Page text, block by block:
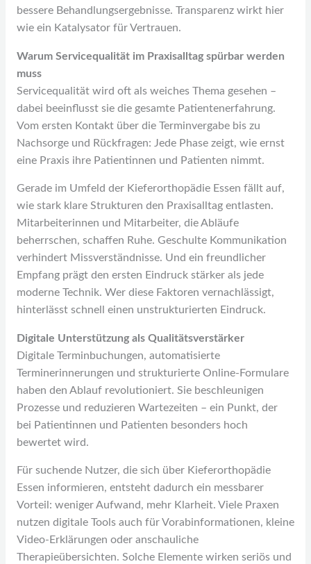
bessere Behandlungsergebnisse. Transparenz wirkt hier
wie ein Katalysator für Vertrauen.
Warum Servicequalität im Praxisalltag spürbar werden
muss
Servicequalität wird oft als weiches Thema gesehen –
dabei beeinflusst sie die gesamte Patientenerfahrung.
Vom ersten Kontakt über die Terminvergabe bis zu
Nachsorge und Rückfragen: Jede Phase zeigt, wie ernst
eine Praxis ihre Patientinnen und Patienten nimmt.
Gerade im Umfeld der Kieferorthopädie Essen fällt auf,
wie stark klare Strukturen den Praxisalltag entlasten.
Mitarbeiterinnen und Mitarbeiter, die Abläufe
beherrschen, schaffen Ruhe. Geschulte Kommunikation
verhindert Missverständnisse. Und ein freundlicher
Empfang prägt den ersten Eindruck stärker als jede
moderne Technik. Wer diese Faktoren vernachlässigt,
hinterlässt schnell einen unstrukturierten Eindruck.
Digitale Unterstützung als Qualitätsverstärker
Digitale Terminbuchungen, automatisierte
Terminerinnerungen und strukturierte Online-Formulare
haben den Ablauf revolutioniert. Sie beschleunigen
Prozesse und reduzieren Wartezeiten – ein Punkt, der
bei Patientinnen und Patienten besonders hoch
bewertet wird.
Für suchende Nutzer, die sich über Kieferorthopädie
Essen informieren, entsteht dadurch ein messbarer
Vorteil: weniger Aufwand, mehr Klarheit. Viele Praxen
nutzen digitale Tools auch für Vorabinformationen, kleine
Video-Erklärungen oder anschauliche
Therapieübersichten. Solche Elemente wirken seriös und